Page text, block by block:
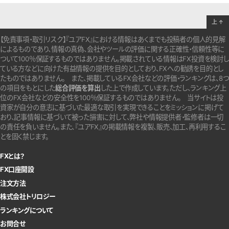
【免責事項・取引リスク】『ユアFX』における情報はあくまでも投稿者の個人的見解
によるものであり、情報の真偽、会社やツールの評価に関する正確性・信頼性等に
ついて100％保証するものではありません。掲載されている情報はFX投資を検討し
ている方などに向けた有益情報の提供を目的としており、FXへの勧誘を目的とし
たものではありません。 また、掲載しているFX会社などの評価・ランキングは、8つ
の項目をもとにした総合評価を算出 した上で作成しています。ただし、ランキング上
位のFX会社などの安全性を100％保証するものではありません。
当サイトは投
資家が自分の意志に基づいた最適な取引を実現できることをミッションに掲げて
おり、記事情報に基づいて被った損害に対して、弊社や情報提供者・監修者は一切
の責任を負いません。また、『ユアFX』の掲載情報を複製、販売、加工、再利用するこ
とを固く禁じます。
FXとは？
FX口座開設
注文方法
株式会社トリロジー
ランキングについて
お問合せ
上 ↑